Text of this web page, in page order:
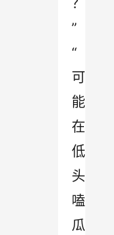
？
”
“
可
能
在
低
头
嗑
瓜